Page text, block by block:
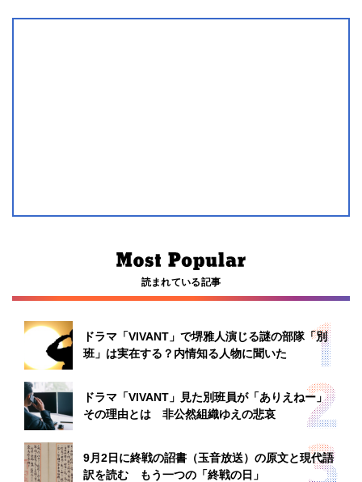
読まれている記事
ドラマ「VIVANT」で堺雅人演じる謎の部隊「別
班」は実在する？内情知る人物に聞いた
ドラマ「VIVANT」見た別班員が「ありえねー」
その理由とは 非公然組織ゆえの悲哀
9月2日に終戦の詔書（玉音放送）の原文と現代語
訳を読む もう一つの「終戦の日」